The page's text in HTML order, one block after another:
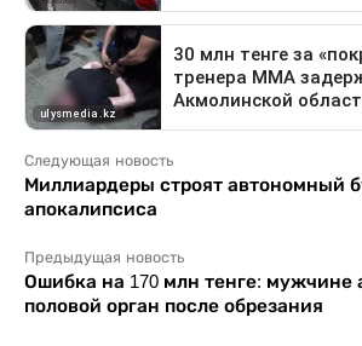
Следующая новость
Миллиардеры строят автономный
апокалипсиса
Предыдущая новость
Ошибка на 170 млн тенге: мужчине
половой орган после обрезания